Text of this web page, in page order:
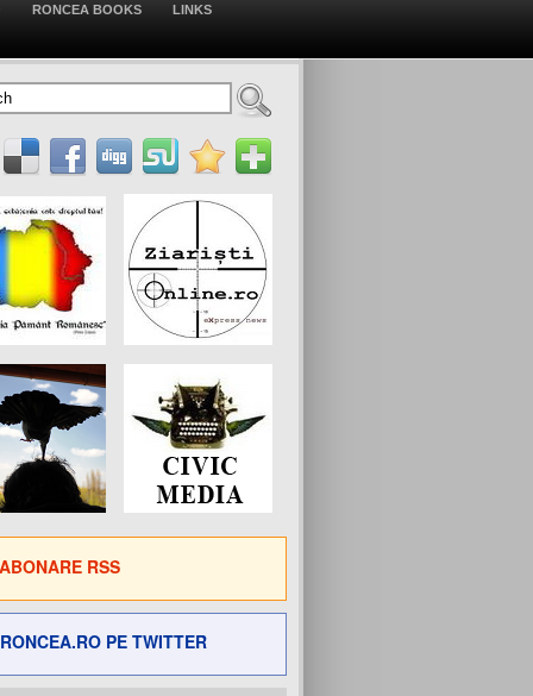
RONCEA BOOKS LINKS
ABONARE RSS
RONCEA.RO PE TWITTER